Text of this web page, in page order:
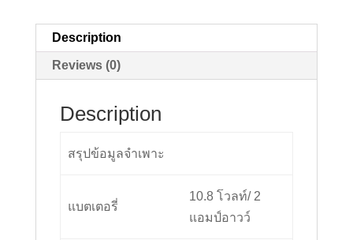
Description
Reviews (0)
Description
สรุปข้อมูลจำเพาะ
แบตเตอรี่
10.8 โวลท์/ 2
แอมป์อาวว์